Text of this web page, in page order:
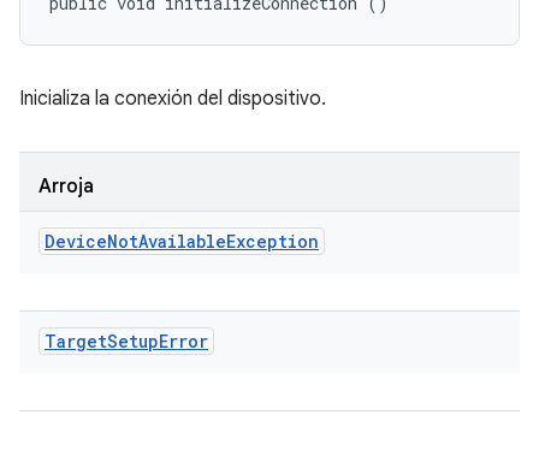
Inicializa la conexión del dispositivo.
Arroja
DeviceNotAvailableException
TargetSetupError